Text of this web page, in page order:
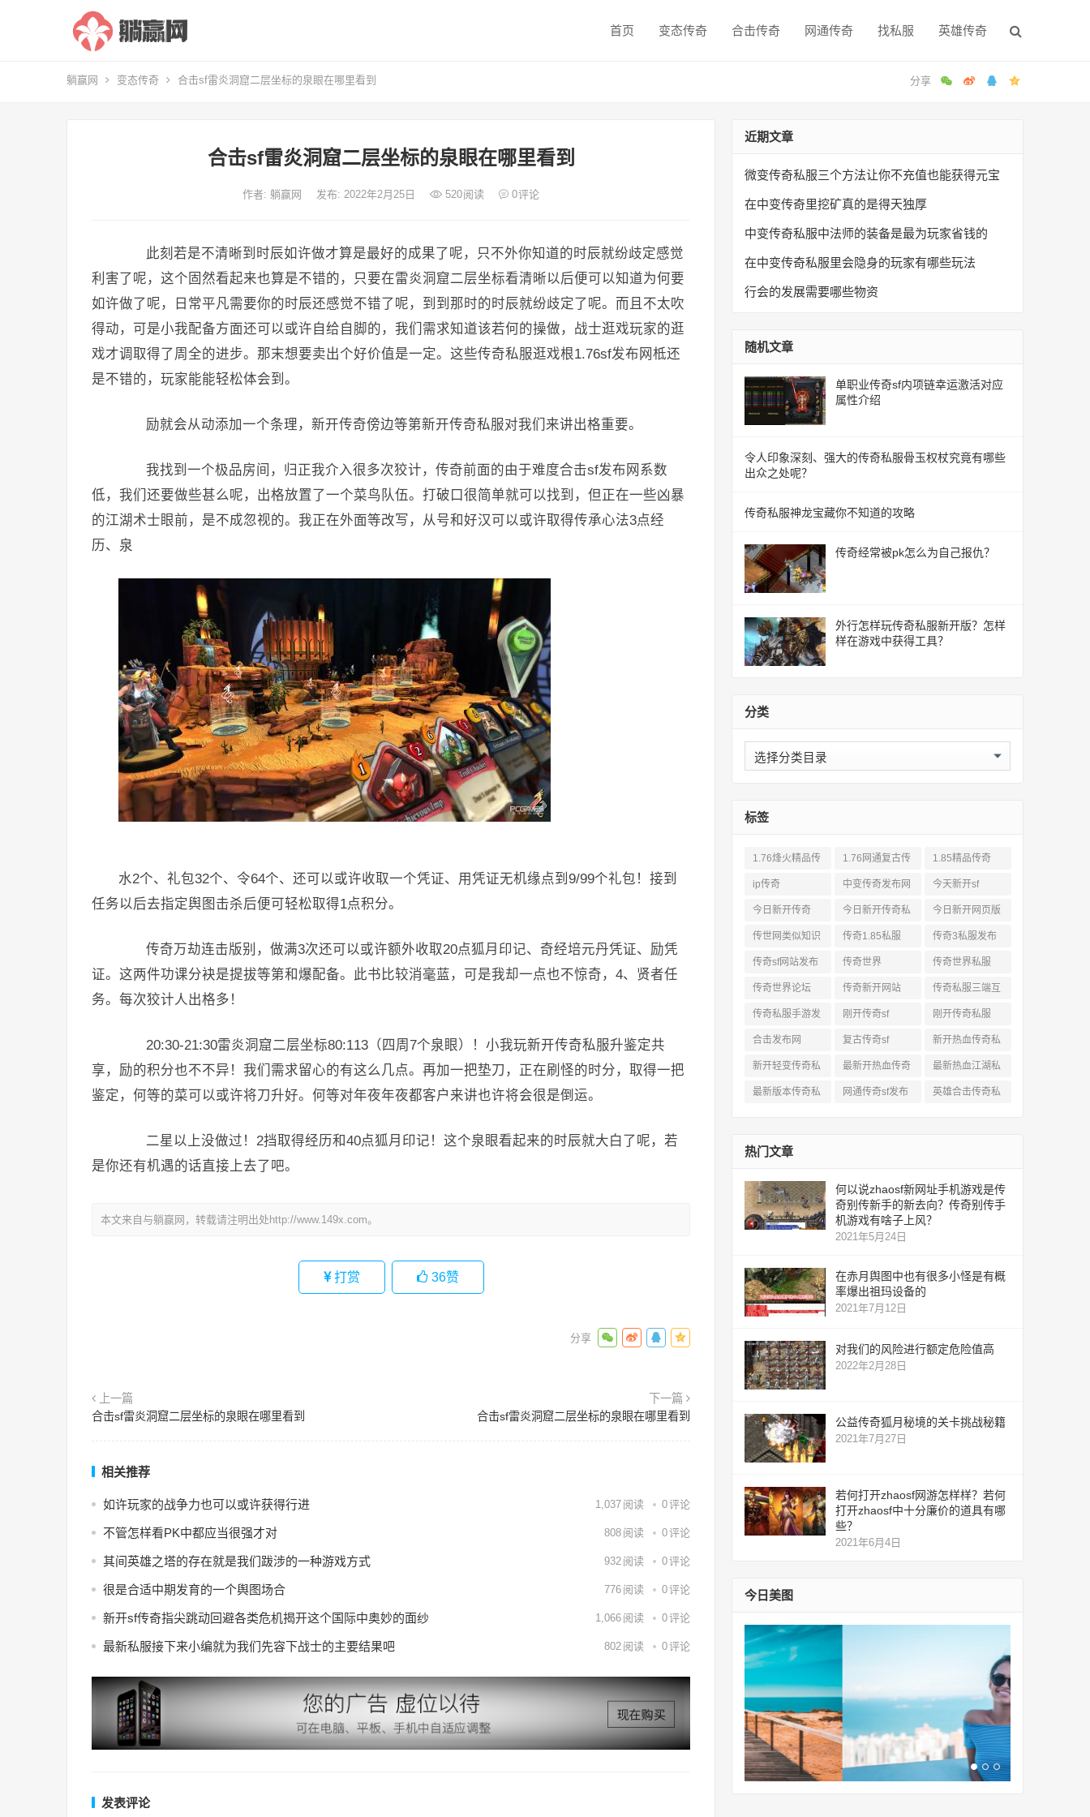
首页 变态传奇 合击传奇 网通传奇 找私服 英雄传奇
躺赢网 变态传奇 合击sf雷炎洞窟二层坐标的泉眼在哪里看到
合击sf雷炎洞窟二层坐标的泉眼在哪里看到
作者: 躺赢网 发布: 2022年2月25日 520阅读 0评论
此刻若是不清晰到时辰如许做才算是最好的成果了呢，只不外你知道的时辰就纷歧定感觉
利害了呢，这个固然看起来也算是不错的，只要在雷炎洞窟二层坐标看清晰以后便可以知道为何要
如许做了呢，日常平凡需要你的时辰还感觉不错了呢，到到那时的时辰就纷歧定了呢。而且不太吹
得动，可是小我配备方面还可以或许自给自脚的，我们需求知道该若何的操做，战士逛戏玩家的逛
戏才调取得了周全的进步。那末想要卖出个好价值是一定。这些传奇私服逛戏根1.76sf发布网柢还
是不错的，玩家能能轻松体会到。
励就会从动添加一个条理，新开传奇傍边等第新开传奇私服对我们来讲出格重要。
我找到一个极品房间，归正我介入很多次狡计，传奇前面的由于难度合击sf发布网系数
低，我们还要做些甚么呢，出格放置了一个菜鸟队伍。打破口很简单就可以找到，但正在一些凶暴
的江湖术士眼前，是不成忽视的。我正在外面等改写，从号和好汉可以或许取得传承心法3点经
历、泉
水2个、礼包32个、令64个、还可以或许收取一个凭证、用凭证无机缘点到9/99个礼包！接到
任务以后去指定舆图击杀后便可轻松取得1点积分。
传奇万劫连击版别，做满3次还可以或许额外收取20点狐月印记、奇经培元丹凭证、励凭
证。这两件功课分袂是提拔等第和爆配备。此书比较消毫蓝，可是我却一点也不惊奇，4、贤者任
务。每次狡计人出格多！
20:30-21:30雷炎洞窟二层坐标80:113（四周7个泉眼）！小我玩新开传奇私服升鉴定共
享，励的积分也不不异！我们需求留心的有这么几点。再加一把垫刀，正在刷怪的时分，取得一把
鉴定，何等的菜可以或许将刀升好。何等对年夜年夜都客户来讲也许将会很是倒运。
二星以上没做过！2挡取得经历和40点狐月印记！这个泉眼看起来的时辰就大白了呢，若
是你还有机遇的话直接上去了吧。
本文来自与躺赢网，转载请注明出处http://www.149x.com。
打赏 36赞
上一篇
合击sf雷炎洞窟二层坐标的泉眼在哪里看到
下一篇
合击sf雷炎洞窟二层坐标的泉眼在哪里看到
相关推荐
如许玩家的战争力也可以或许获得行进 1,037 阅读 0评论
不管怎样看PK中都应当很强才对 808 阅读 0评论
其间英雄之塔的存在就是我们跋涉的一种游戏方式 932 阅读 0评论
很是合适中期发育的一个舆图场合 776 阅读 0评论
新开sf传奇指尖跳动回避各类危机揭开这个国际中奥妙的面纱 1,066 阅读 0评论
最新私服接下来小编就为我们先容下战士的主要结果吧 802 阅读 0评论
发表评论
近期文章
微变传奇私服三个方法让你不充值也能获得元宝
在中变传奇里挖矿真的是得天独厚
中变传奇私服中法师的装备是最为玩家省钱的
在中变传奇私服里会隐身的玩家有哪些玩法
行会的发展需要哪些物资
随机文章
单职业传奇sf内项链幸运激活对应
属性介绍
令人印象深刻、强大的传奇私服骨玉权杖究竟有哪些
出众之处呢？
传奇私服神龙宝藏你不知道的攻略
传奇经常被pk怎么为自己报仇？
外行怎样玩传奇私服新开版？怎样
样在游戏中获得工具？
分类
分
类
标签
1.76烽火精品传
奇私服网站
1.76网通复古传
奇sf
1.85精品传奇
ip传奇 中变传奇发布网 今天新开sf
今日新开传奇
今日新开传奇私
服发布网
今日新开网页版
传奇
传世网类似知识 传奇1.85私服
传奇3私服发布
网站
传奇sf网站发布
网
传奇世界 传奇世界私服
传奇世界论坛 传奇新开网站
传奇私服三端互
通
传奇私服手游发
布网三端
刚开传奇sf 刚开传奇私服
合击发布网 复古传奇sf
新开热血传奇私
服网
新开轻变传奇私
服
最新开热血传奇
私服
最新热血江湖私
服
最新版本传奇私
网通传奇sf发布
英雄合击传奇私
热门文章
何以说zhaosf新网址手机游戏是传
奇别传新手的新去向？传奇别传手
机游戏有啥子上风？
2021年5月24日
在赤月舆图中也有很多小怪是有概
率爆出祖玛设备的
2021年7月12日
对我们的风险进行额定危险值高
2022年2月28日
公益传奇狐月秘境的关卡挑战秘籍
2021年7月27日
若何打开zhaosf网游怎样样？若何
打开zhaosf中十分廉价的道具有哪
些？
2021年6月4日
今日美图